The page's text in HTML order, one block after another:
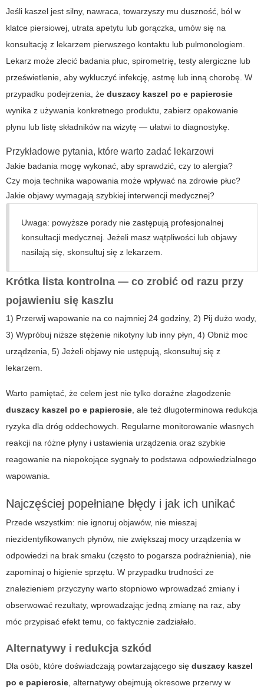
Jeśli kaszel jest silny, nawraca, towarzyszy mu duszność, ból w
klatce piersiowej, utrata apetytu lub gorączka, umów się na
konsultację z lekarzem pierwszego kontaktu lub pulmonologiem.
Lekarz może zlecić badania płuc, spirometrię, testy alergiczne lub
prześwietlenie, aby wykluczyć infekcję, astmę lub inną chorobę. W
przypadku podejrzenia, że duszacy kaszel po e papierosie
wynika z używania konkretnego produktu, zabierz opakowanie
płynu lub listę składników na wizytę — ułatwi to diagnostykę.
Przykładowe pytania, które warto zadać lekarzowi
Jakie badania mogę wykonać, aby sprawdzić, czy to alergia?
Czy moja technika wapowania może wpływać na zdrowie płuc?
Jakie objawy wymagają szybkiej interwencji medycznej?
Uwaga: powyższe porady nie zastępują profesjonalnej
konsultacji medycznej. Jeżeli masz wątpliwości lub objawy
nasilają się, skonsultuj się z lekarzem.
Krótka lista kontrolna — co zrobić od razu przy
pojawieniu się kaszlu
1) Przerwij wapowanie na co najmniej 24 godziny, 2) Pij dużo wody,
3) Wypróbuj niższe stężenie nikotyny lub inny płyn, 4) Obniż moc
urządzenia, 5) Jeżeli objawy nie ustępują, skonsultuj się z
lekarzem.
Warto pamiętać, że celem jest nie tylko doraźne złagodzenie
duszacy kaszel po e papierosie, ale też długoterminowa redukcja
ryzyka dla dróg oddechowych. Regularne monitorowanie własnych
reakcji na różne płyny i ustawienia urządzenia oraz szybkie
reagowanie na niepokojące sygnały to podstawa odpowiedzialnego
wapowania.
Najczęściej popełniane błędy i jak ich unikać
Przede wszystkim: nie ignoruj objawów, nie mieszaj
niezidentyfikowanych płynów, nie zwiększaj mocy urządzenia w
odpowiedzi na brak smaku (często to pogarsza podrażnienia), nie
zapominaj o higienie sprzętu. W przypadku trudności ze
znalezieniem przyczyny warto stopniowo wprowadzać zmiany i
obserwować rezultaty, wprowadzając jedną zmianę na raz, aby
móc przypisać efekt temu, co faktycznie zadziałało.
Alternatywy i redukcja szkód
Dla osób, które doświadczają powtarzającego się duszacy kaszel
po e papierosie, alternatywy obejmują okresowe przerwy w